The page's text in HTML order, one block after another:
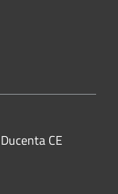
CE